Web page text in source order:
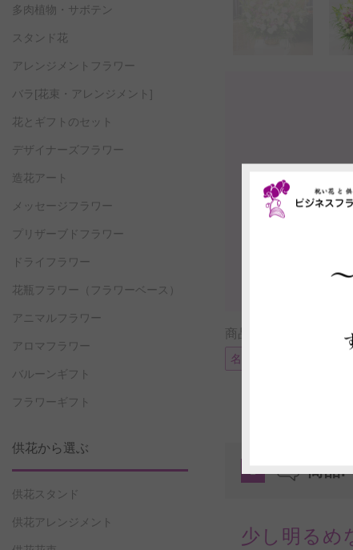
商品に付帯可能なサ
名札またはメッセージカ
1 商品
少し明るめ
多肉植物・サボテン
スタンド花
アレンジメントフラワー
バラ[花束・アレンジメント]
花とギフトのセット
デザイナーズフラワー
造花アート
メッセージフラワー
プリザーブドフラワー
ドライフラワー
花瓶フラワー （フラワーベース）
アニマルフラワー
アロマフラワー
バルーンギフト
フラワーギフト
供花から選ぶ
供花スタンド
供花アレンジメント